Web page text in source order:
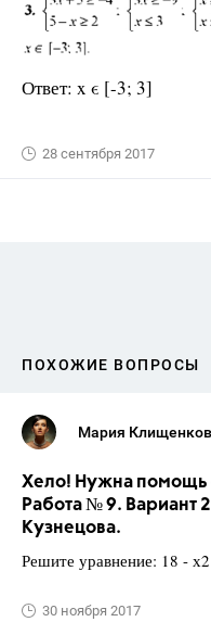
Ответ: x ϵ [-3; 3]
28 сентября 2017
ПОХОЖИЕ ВОПРОСЫ
Мария
Хело! Нужна помощь
Работа № 9. Вариант
Кузнецова.
Решите уравнение: 18 -
30 ноября 2017